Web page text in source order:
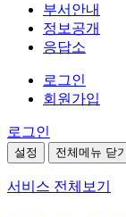
부서안내
정보공개
응답소
로그인
회원가입
로그인
설정 전체메뉴 닫기
서비스 전체보기